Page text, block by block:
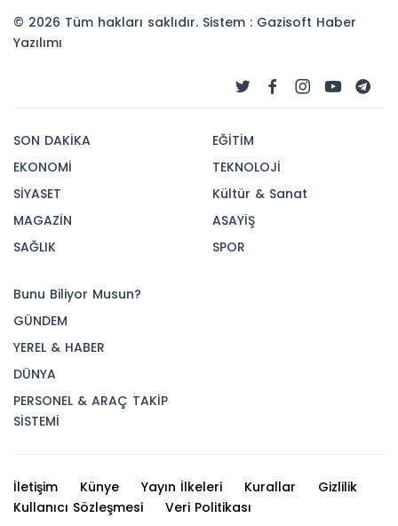
© 2026 Tüm hakları saklıdır. Sistem : Gazisoft Haber
Yazılımı
SON DAKİKA
EKONOMİ
SİYASET
MAGAZİN
SAĞLIK
EĞİTİM
TEKNOLOJİ
Kültür & Sanat
ASAYİŞ
SPOR
Bunu Biliyor Musun?
GÜNDEM
YEREL & HABER
DÜNYA
PERSONEL & ARAÇ TAKİP
SİSTEMİ
İletişim Künye Yayın İlkeleri Kurallar
Gizlilik
Kullanıcı Sözleşmesi
Veri Politikası